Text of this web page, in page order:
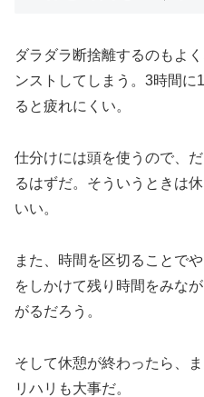
ダラダラ断捨離するのもよ
ンストしてしまう。3時間に
ると疲れにくい。
仕分けには頭を使うので、
るはずだ。そういうときは
いい。
また、時間を区切ることで
をしかけて残り時間をみな
がるだろう。
そして休憩が終わったら、
リハリも大事だ。